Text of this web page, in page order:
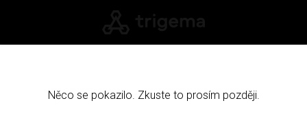
Něco se pokazilo. Zkuste to prosím později.